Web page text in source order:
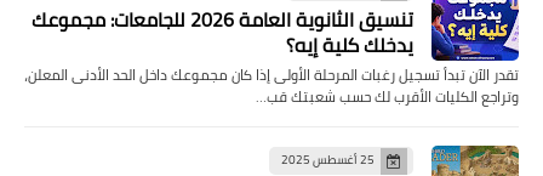
تنسيق الثانوية العامة 2026 للجامعات: مجموعك
يدخلك كلية إيه؟
تقدر الآن تبدأ تسجيل رغبات المرحلة الأولى إذا كان مجموعك داخل الحد الأدنى المعلن،
وتراجع الكليات الأقرب لك حسب شعبتك قب…
25 أغسطس 2025